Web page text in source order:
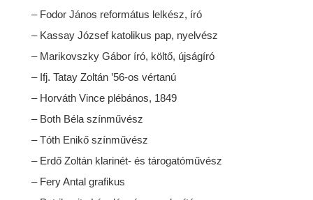
– Fodor János református lelkész, író
– Kassay József katolikus pap, nyelvész
– Marikovszky Gábor író, költő, újságíró
– Ifj. Tatay Zoltán ’56-os vértanú
– Horváth Vince plébános, 1849
– Both Béla színművész
– Tóth Enikő színművész
– Erdő Zoltán klarinét- és tárogatóművész
– Fery Antal grafikus